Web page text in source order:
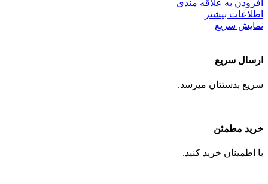
افزودن به علاقه مندی
اطلاعات بیشتر
نمایش سریع
ارسال سریع
سریع بدستتان میرسد.
خرید مطمئن
با اطمینان خرید کنید.